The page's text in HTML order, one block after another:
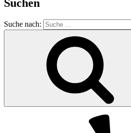
Suchen
Suche nach: